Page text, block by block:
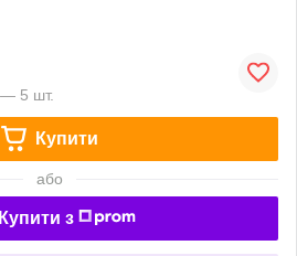
— 5 шт.
Купити
або
Купити з